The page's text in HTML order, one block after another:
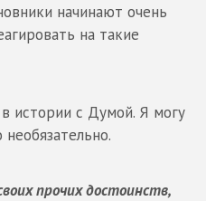
начинают очень
на такие
истории с Думой. Я могу
прочих достоинств,